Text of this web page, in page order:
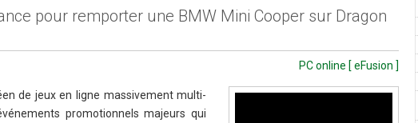
pour remporter une BMW Mini Cooper sur Dragon
PC online [ eFusion ]
de jeux en ligne massivement multi-
promotionnels majeurs qui